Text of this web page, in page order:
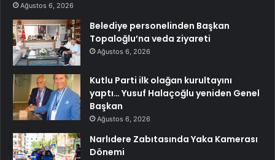
Ağustos 6, 2026
Belediye personelinden Başkan
Topaloğlu’na veda ziyareti
Ağustos 6, 2026
Kutlu Parti ilk olağan kurultayını
yaptı… Yusuf Halaçoğlu yeniden Genel
Başkan
Ağustos 6, 2026
Narlıdere Zabıtasında Yaka Kamerası
Dönemi